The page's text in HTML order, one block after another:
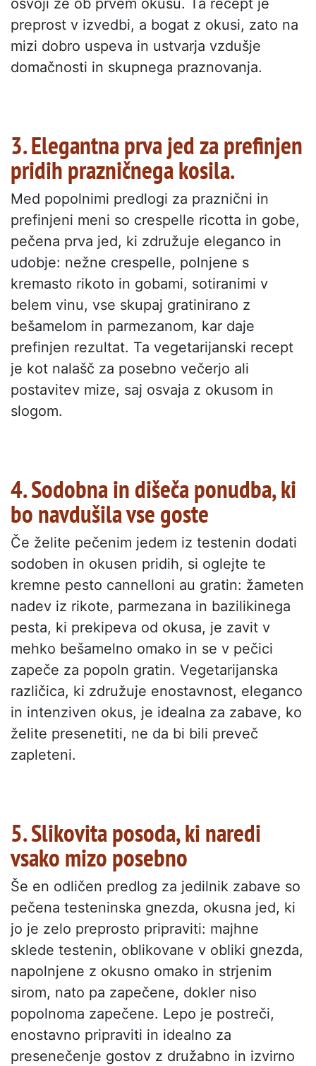
osvoji že ob prvem okusu. Ta recept je
preprost v izvedbi, a bogat z okusi, zato na
mizi dobro uspeva in ustvarja vzdušje
domačnosti in skupnega praznovanja.
3. Elegantna prva jed za prefinjen
pridih prazničnega kosila.
Med popolnimi predlogi za praznični in
prefinjeni meni so crespelle ricotta in gobe,
pečena prva jed, ki združuje eleganco in
udobje: nežne crespelle, polnjene s
kremasto rikoto in gobami, sotiranimi v
belem vinu, vse skupaj gratinirano z
bešamelom in parmezanom, kar daje
prefinjen rezultat. Ta vegetarijanski recept
je kot nalašč za posebno večerjo ali
postavitev mize, saj osvaja z okusom in
slogom.
4. Sodobna in dišeča ponudba, ki
bo navdušila vse goste
Če želite pečenim jedem iz testenin dodati
sodoben in okusen pridih, si oglejte te
kremne pesto cannelloni au gratin: žameten
nadev iz rikote, parmezana in bazilikinega
pesta, ki prekipeva od okusa, je zavit v
mehko bešamelno omako in se v pečici
zapeče za popoln gratin. Vegetarijanska
različica, ki združuje enostavnost, eleganco
in intenziven okus, je idealna za zabave, ko
želite presenetiti, ne da bi bili preveč
zapleteni.
5. Slikovita posoda, ki naredi
vsako mizo posebno
Še en odličen predlog za jedilnik zabave so
pečena testeninska gnezda, okusna jed, ki
jo je zelo preprosto pripraviti: majhne
sklede testenin, oblikovane v obliki gnezda,
napolnjene z okusno omako in strjenim
sirom, nato pa zapečene, dokler niso
popolnoma zapečene. Lepo je postreči,
enostavno pripraviti in idealno za
presenečenje gostov z družabno in izvirno